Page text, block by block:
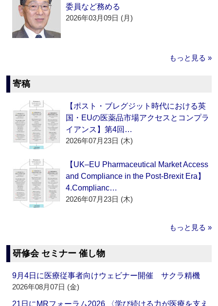
委員など務める
2026年03月09日 (月)
もっと見る »
寄稿
【ポスト・ブレグジット時代における英
国・EUの医薬品市場アクセスとコンプラ
イアンス】第4回…
2026年07月23日 (木)
【UK–EU Pharmaceutical Market Access
and Compliance in the Post-Brexit Era】
4.Complianc…
2026年07月23日 (木)
もっと見る »
研修会 セミナー 催し物
9月4日に医療従事者向けウェビナー開催 サクラ精機
2026年08月07日 (金)
21日にMRフォーラム2026 〈学び続ける力が医療を支え